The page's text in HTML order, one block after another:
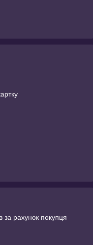
за рахунок покупця